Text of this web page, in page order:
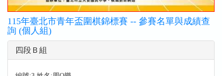
115年臺北市青年盃圍棋錦標賽 -- 參賽名單與成績查
詢 (個人組)
四段Ｂ組